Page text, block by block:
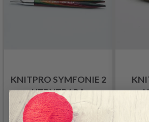
KNITPRO SYMFONIE 2
UTBYTBARA
RUNDSTICKOR (5, 10
OCH 13 CM)